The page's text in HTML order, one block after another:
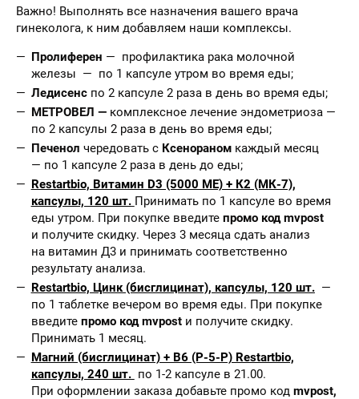
Важно! Выполнять все назначения вашего врача
гинеколога, к ним добавляем наши комплексы.
Пролиферен — профилактика рака молочной
железы — по 1 капсуле утром во время еды;
Ледисенс по 2 капсуле 2 раза в день во время еды;
МЕТРОВЕЛ — комплексное лечение эндометриоза —
по 2 капсулы 2 раза в день во время еды;
Печенол чередовать с Ксенораномкаждый месяц
— по 1 капсуле 2 раза в день до еды;
Restartbio, Витамин D3 (5000 МЕ) + К2 (МК-7),
капсулы, 120 шт. Принимать по 1 капсуле во время
еды утром. При покупке введите промо код mvpost
и получите скидку. Через 3 месяца сдать анализ
на витамин Д3 и принимать соответственно
результату анализа.
Restartbio, Цинк (бисглицинат), капсулы, 120 шт.—
по 1 таблетке вечером во время еды. При покупке
введите промо код mvpostи получите скидку.
Принимать 1 месяц.
Магний (бисглицинат) + B6 (P-5-P) Restartbio,
капсулы, 240 шт. по 1-2 капсуле в 21.00.
При оформлении заказа добавьте промо код mvpost,